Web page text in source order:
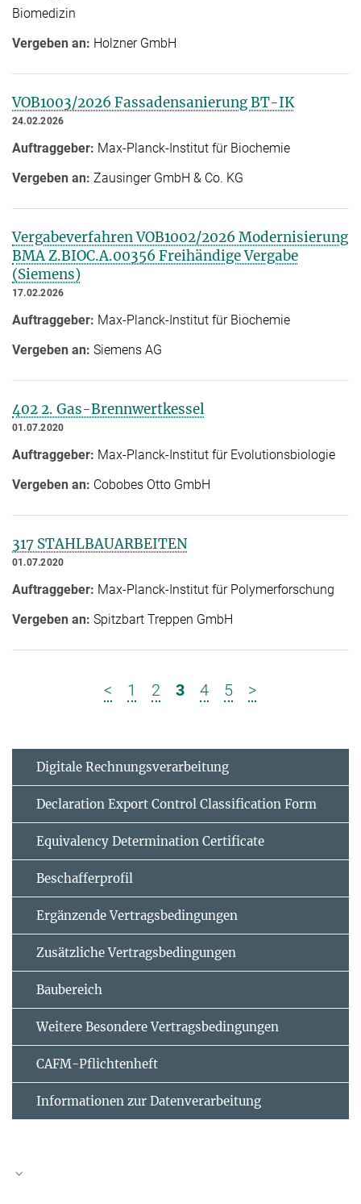
Biomedizin
Vergeben an: Holzner GmbH
VOB1003/2026 Fassadensanierung BT-IK
24.02.2026
Auftraggeber: Max-Planck-Institut für Biochemie
Vergeben an: Zausinger GmbH & Co. KG
Vergabeverfahren VOB1002/2026 Modernisierung
BMA Z.BIOC.A.00356 Freihändige Vergabe
(Siemens)
17.02.2026
Auftraggeber: Max-Planck-Institut für Biochemie
Vergeben an: Siemens AG
402 2. Gas-Brennwertkessel
01.07.2020
Auftraggeber: Max-Planck-Institut für Evolutionsbiologie
Vergeben an: Cobobes Otto GmbH
317 STAHLBAUARBEITEN
01.07.2020
Auftraggeber: Max-Planck-Institut für Polymerforschung
Vergeben an: Spitzbart Treppen GmbH
< 1 2 3 4 5 >
Digitale Rechnungsverarbeitung
Declaration Export Control Classification Form
Equivalency Determination Certificate
Beschafferprofil
Ergänzende Vertrags­bedingungen
Zusätzliche Vertrags­bedingungen
Baubereich
Weitere Besondere Vertragsbedingungen
CAFM-Pflichtenheft
Informationen zur Datenverarbeitung